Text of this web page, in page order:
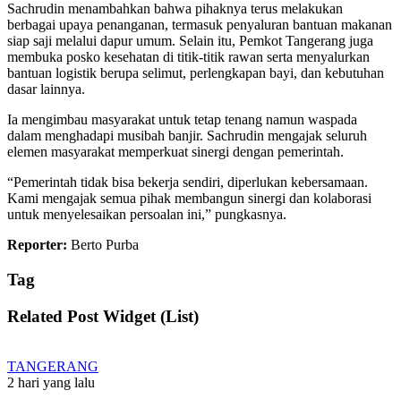
Sachrudin menambahkan bahwa pihaknya terus melakukan
berbagai upaya penanganan, termasuk penyaluran bantuan makanan
siap saji melalui dapur umum. Selain itu, Pemkot Tangerang juga
membuka posko kesehatan di titik-titik rawan serta menyalurkan
bantuan logistik berupa selimut, perlengkapan bayi, dan kebutuhan
dasar lainnya.
Ia mengimbau masyarakat untuk tetap tenang namun waspada
dalam menghadapi musibah banjir. Sachrudin mengajak seluruh
elemen masyarakat memperkuat sinergi dengan pemerintah.
“Pemerintah tidak bisa bekerja sendiri, diperlukan kebersamaan.
Kami mengajak semua pihak membangun sinergi dan kolaborasi
untuk menyelesaikan persoalan ini,” pungkasnya.
Reporter: Berto Purba
Tag
Related Post Widget (List)
TANGERANG
2 hari yang lalu